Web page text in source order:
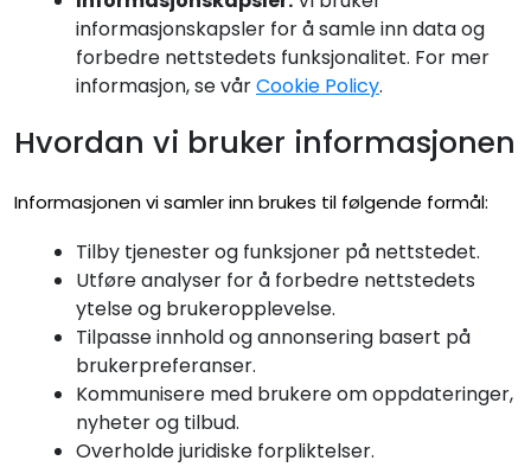
informasjonskapsler for å samle inn data og
forbedre nettstedets funksjonalitet. For mer
informasjon, se vårCookie Policy.
Hvordan vi bruker informasjonen
Informasjonen vi samler inn brukes til følgende formål:
Tilby tjenester og funksjoner på nettstedet.
Utføre analyser for å forbedre nettstedets
ytelse og brukeropplevelse.
Tilpasse innhold og annonsering basert på
brukerpreferanser.
Kommunisere med brukere om oppdateringer,
nyheter og tilbud.
Overholde juridiske forpliktelser.